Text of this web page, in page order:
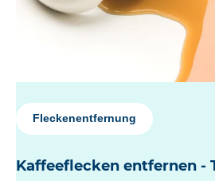
Fleckenentfernung
Kaffeeflecken entfernen -